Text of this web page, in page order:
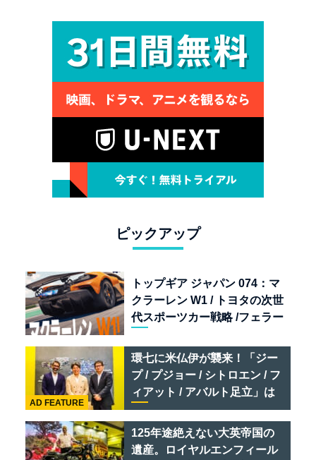
ピックアップ
トップギア ジャパン 074：マ
クラーレン W1 / トヨタの次世
代スポーツカー戦略 /フェラー
リオ /ベントレー スーパース
ポーツ
環七に米仏伊が襲来！「ジー
プ / プジョー / シトロエン / フ
ィアット / アバルト足立」は
クルマのセレクトショップで
ある
AD FEATURE
125年途絶えない大英帝国の
遺産。ロイヤルエンフィール